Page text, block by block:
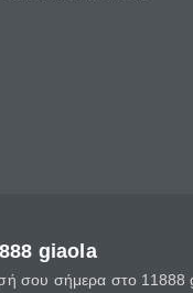
giaola
σου σήμερα στο 11888